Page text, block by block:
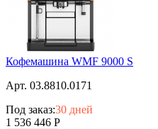
Кофемашина WMF 9000 S
Арт. 03.8810.0171
Под заказ:30 дней
1 536 446 Р